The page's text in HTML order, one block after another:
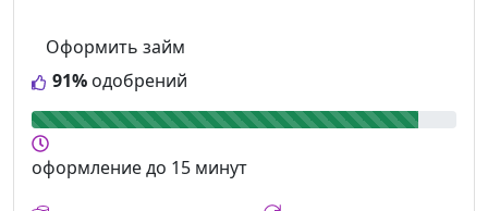
91% одобрений
Оформить займ
оформлениедо 15 минут